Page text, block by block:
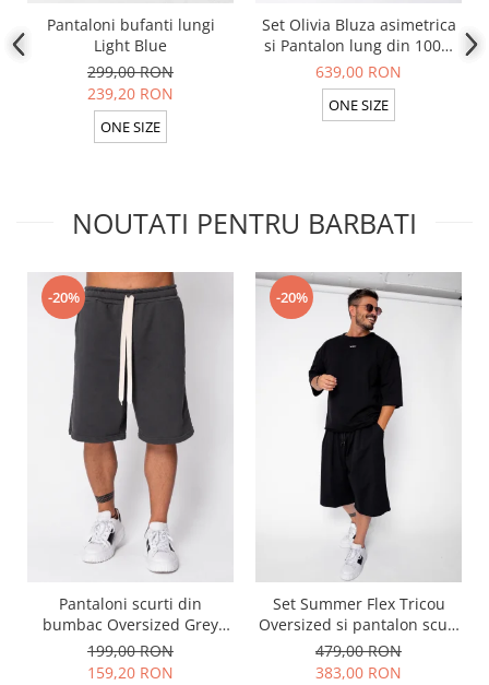
Pantaloni bufanti lungi
Light Blue
299,00 RON
239,20 RON
ONE SIZE
Set Olivia Bluza asimetrica
si Pantalon lung din 100%
in Light Olive
639,00 RON
ONE SIZE
NOUTATI PENTRU BARBATI
-20%
Pantaloni scurti din
bumbac Oversized Grey
Anthracite
199,00 RON
159,20 RON
-20%
Set Summer Flex Tricou
Oversized si pantalon scurt
Baggy Black
479,00 RON
383,00 RON